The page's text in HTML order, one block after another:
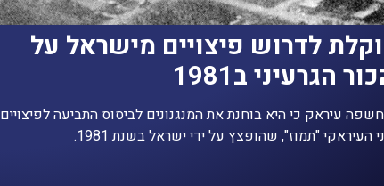
לדרוש פיצויים מישראל על
הגרעיני ב1981
עיראק כי היא בוחנת את המנגנונים לביסוס התביעה לפיצויים
העיראקי "תמוז", שהופצץ על ידי ישראל בשנת 1981.